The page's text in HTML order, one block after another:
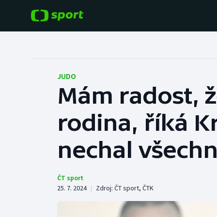
Hokej
Tenis
Baseball a softbal
Basketbal
Biatlon
JUDO
Mám radost,
rodina, říká
nechal
ČT sport
25. 7. 2024 | Zdroj: ČT sport, ČTK